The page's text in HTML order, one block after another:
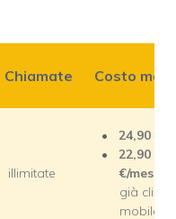
Chiamate Costo
illimitate
24,90
22,90
€/mese
già clienti
mobile